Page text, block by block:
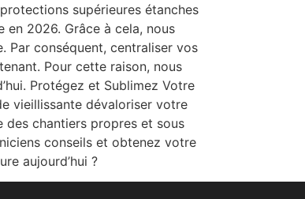
supérieures étanches
2026. Grâce à cela, nous
Par conséquent, centraliser vos
Pour cette raison, nous
Protégez et Sublimez Votre
vieillissante dévaloriser votre
des chantiers propres et sous
conseils et obtenez votre
aujourd’hui ?